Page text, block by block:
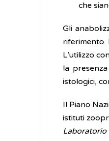
che
Gli
riferimento.
L’utilizzo
la
istologici,
Il Piano
istituti
Laboratorio